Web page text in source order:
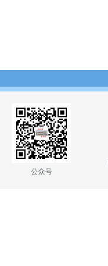
公众号